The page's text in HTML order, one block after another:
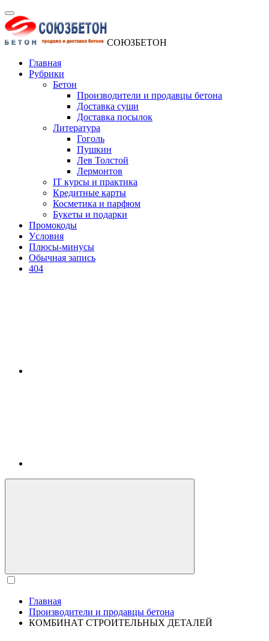
СОЮЗБЕТОН
Главная
Рубрики
Бетон
Производители и продавцы бетона
Доставка суши
Доставка посылок
Литература
Гоголь
Пушкин
Лев Толстой
Лермонтов
IT курсы и практика
Кредитные карты
Косметика и парфюм
Букеты и подарки
Промокоды
Уcловия
Плюсы-минусы
Обычная запись
404
Главная
Производители и продавцы бетона
КОМБИНАТ СТРОИТЕЛЬНЫХ ДЕТАЛЕЙ